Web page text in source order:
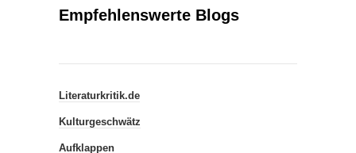
Empfehlenswerte Blogs
Literaturkritik.de
Kulturgeschwätz
Aufklappen